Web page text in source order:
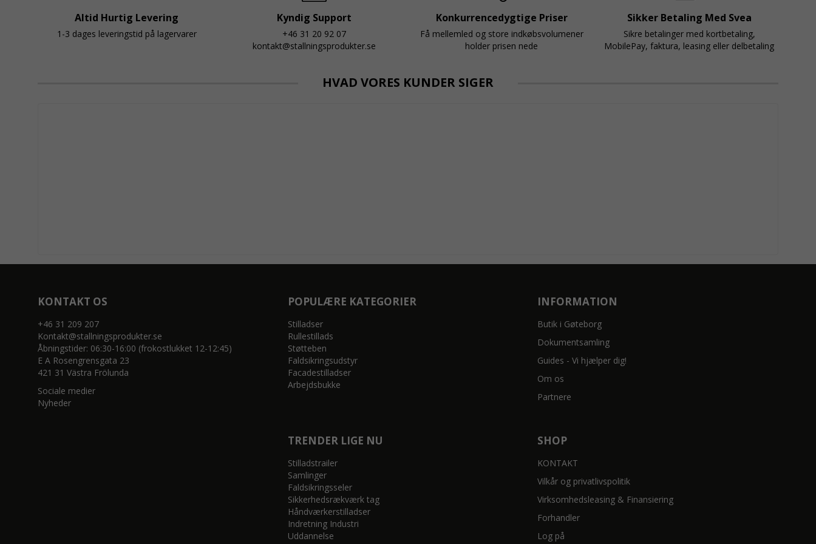
Altid Hurtig Levering
1-3 dages leveringstid på lagervarer
Kyndig Support
+46 31 20 92 07
kontakt@stallningsprodukter.se
Konkurrencedygtige Priser
Få mellemled og store indkøbsvolumener
holder prisen nede
Sikker Betaling Med Svea
Sikre betalinger med kortbetaling,
MobilePay, faktura, leasing eller delbetaling
HVAD VORES KUNDER SIGER
KONTAKT OS
+46 31 209 207
Kontakt@stallningsprodukter.se
Åbningstider: 06:30-16:00 (frokostlukket 12-12:45)
E A Rosengrensgata 23
421 31 Västra Frölunda
Sociale medier
Nyheder
POPULÆRE KATEGORIER
Stilladser
Rullestillads
Støtteben
Faldsikringsudstyr
Facadestilladser
Arbejdsbukke
INFORMATION
Butik i Gøteborg
Dokumentsamling
Guides - Vi hjælper dig!
Om os
Partnere
TRENDER LIGE NU
Stilladstrailer
Samlinger
Faldsikringsseler
Sikkerhedsrækværk tag
Håndværkerstilladser
Indretning Industri
Uddannelse
SHOP
KONTAKT
Vilkår og privatlivspolitik
Virksomhedsleasing & Finansiering
Forhandler
Log på